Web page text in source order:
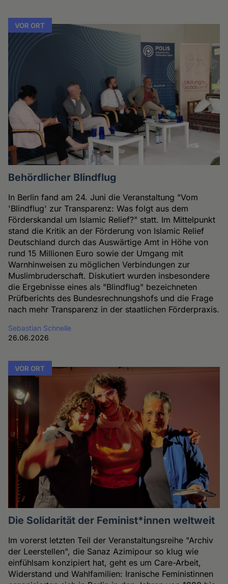
VOR ORT
Behördlicher Blindflug
In Berlin fand am 24. Juni die Veranstaltung "Vom
'Blindflug' zur Transparenz: Was folgt aus dem
Förderskandal um Islamic Relief?" statt. Im Mittelpunkt
stand die Kritik an der Förderung von Islamic Relief
Deutschland durch das Auswärtige Amt in Höhe von
rund 15 Millionen Euro sowie der Umgang mit
Warnhinweisen zu möglichen Verbindungen zur
Muslimbruderschaft. Diskutiert wurden insbesondere
die Ergebnisse eines als "Blindflug" bezeichneten
Prüfberichts des Bundesrechnungshofs und die Frage
nach mehr Transparenz in der staatlichen Förderpraxis.
Sebastian Schnelle
26.06.2026
VOR ORT
Die Solidarität der Feminist*innen weltweit
Im vorerst letzten Teil der Veranstaltungsreihe "Archiv
der Leerstellen", die Sanaz Azimipour so klug wie
einfühlsam konzipiert hat, geht es um Care-Arbeit,
Widerstand und Wahlfamilien: Iranische Feministinnen